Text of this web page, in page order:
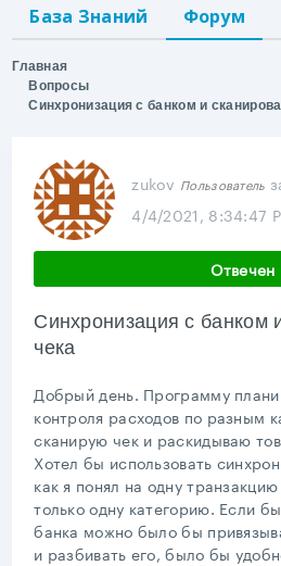
База Знаний Форум
Главная
Вопросы
Синхронизация с банком и
zukov Пользователь
4/4/2021, 8:34:47
Отвечен
Синхронизация с банком
чека
Добрый день. Программу
контроля расходов по разным
сканирую чек и раскидываю
Хотел бы использовать
как я понял на одну
только одну категорию. Если
банка можно было бы
и разбивать его, было бы